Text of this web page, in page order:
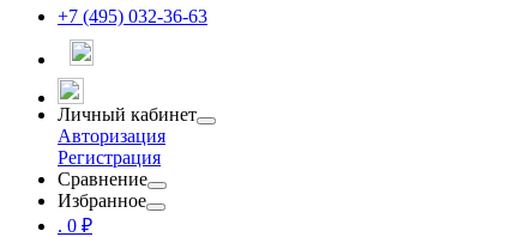
+7 (495) 032-36-63
Личный кабинет
Авторизация
Регистрация
Сравнение
Избранное
. 0 ₽